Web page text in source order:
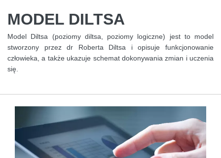
MODEL DILTSA
Model Diltsa (poziomy diltsa, poziomy logiczne) jest to model
stworzony przez dr Roberta Diltsa i opisuje funkcjonowanie
człowieka, a także ukazuje schemat dokonywania zmian i uczenia
się.